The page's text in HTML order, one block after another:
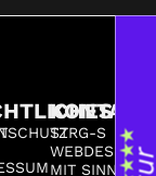
KONTAKT
STRG-S
WEBDESIGN
MIT SINN